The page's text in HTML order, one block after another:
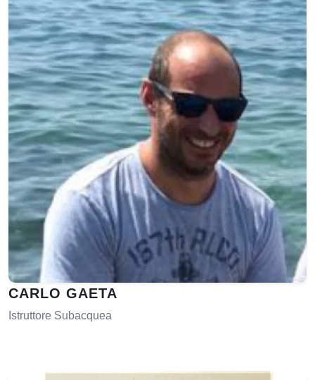
CARLO GAETA
Istruttore Subacquea